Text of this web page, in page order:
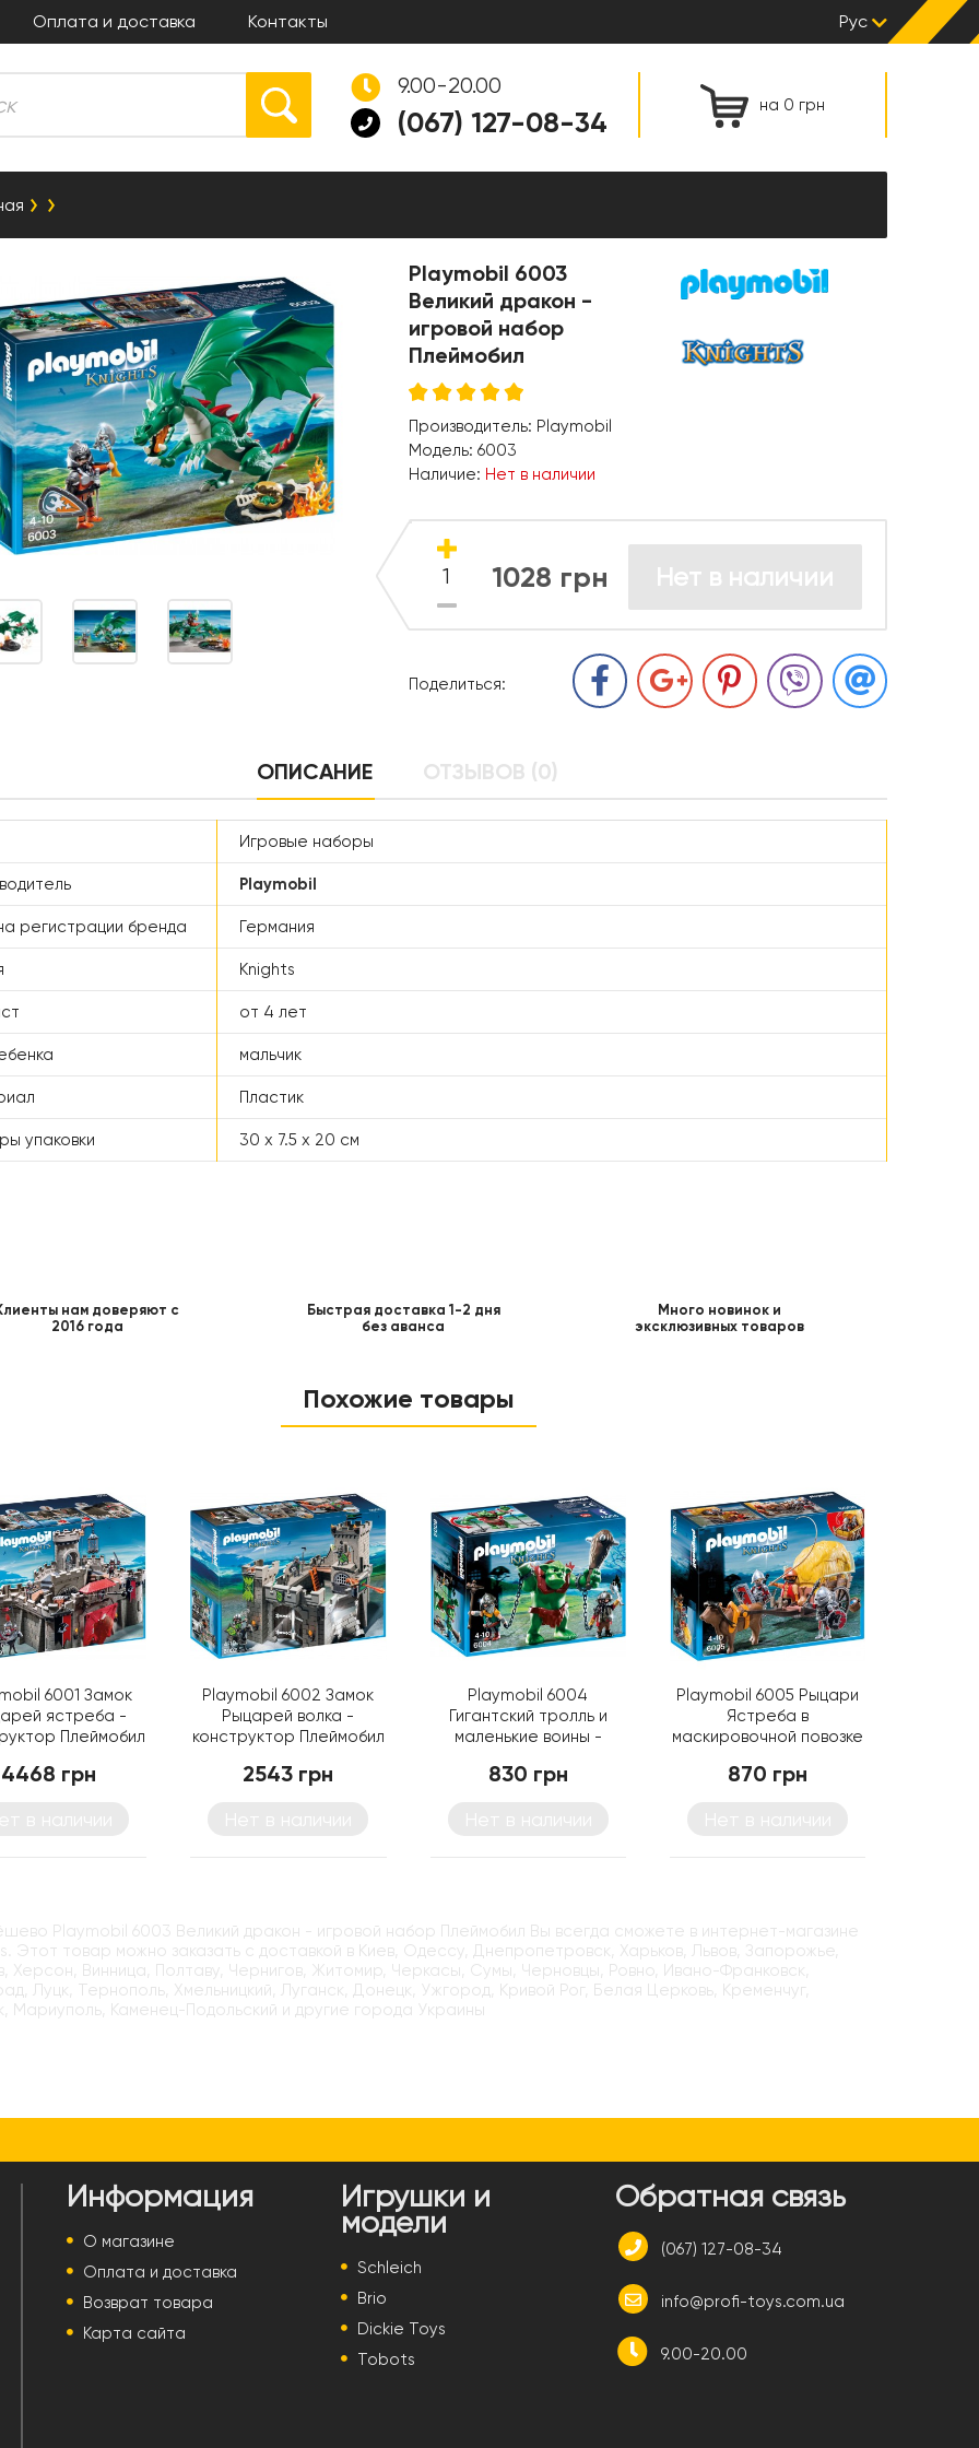
Оплата и доставка Контакты Рус
на 0 грн
9.00-20.00
(067) 127-08-34
Playmobil 6003
Великий дракон -
игровой набор
Плеймобил
Производитель: Playmobil
Модель: 6003
Наличие: Нет в наличии
1028 грн Нет в наличии
Поделиться:
ОПИСАНИЕ ОТЗЫВОВ (0)
Игровые наборы
Playmobil
регистрации бренда Германия
Knights
от 4 лет
мальчик
Пластик
упаковки 30 x 7.5 x 20 см
нам доверяют с
2016 года
Быстрая доставка 1-2 дня
без аванса
Много новинок и
эксклюзивных товаров
Похожие товары
6001 Замок
ястреба -
Плеймобил
4468 грн
Playmobil 6002 Замок
Рыцарей волка -
конструктор Плеймобил
2543 грн
Playmobil 6004
Гигантский тролль и
маленькие воины -
Плеймобил
830 грн
Playmobil 6005 Рыцари
Ястреба в
маскировочной повозке
Плеймобил
870 грн
Playmobil 6003 Великий дракон - игровой набор Плеймобил Вы всегда сможете в интернет-магазине
Этот товар можно заказать с доставкой в Киев, Одессу, Днепропетровск, Харьков, Львов, Запорожье,
Херсон, Винница, Полтаву, Чернигов, Житомир, Черкасы, Сумы, Черновцы, Ровно, Ивано-Франковск,
Луцк, Тернополь, Хмельницкий, Луганск, Донецк, Ужгород, Кривой Рог, Белая Церковь, Кременчуг,
Мариуполь, Каменец-Подольский и другие города Украины
Информация
О магазине
Оплата и доставка
Возврат товара
Карта сайта
Игрушки и
модели
Schleich
Brio
Dickie Toys
Tobots
Обратная связь
(067) 127-08-34
info@profi-toys.com.ua
9.00-20.00